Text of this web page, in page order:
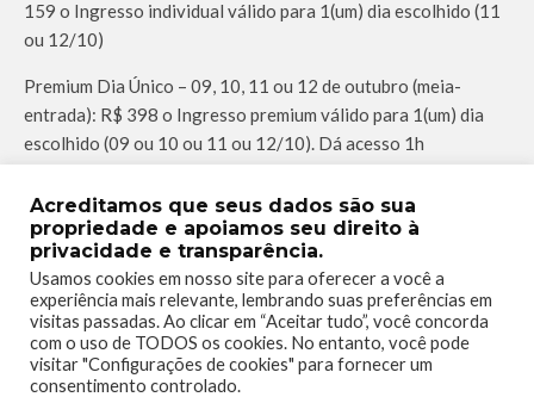
159 o Ingresso individual válido para 1(um) dia escolhido (11
ou 12/10)
Premium Dia Único – 09, 10, 11 ou 12 de outubro (meia-
entrada): R$ 398 o Ingresso premium válido para 1(um) dia
escolhido (09 ou 10 ou 11 ou 12/10). Dá acesso 1h
antecipado e entrada exclusiva.
Passaporte 10, 11 e 12 de outubro (meia-entrada): R$ 398 –
Passaporte individual válido para os dias 10, 11 e 12/10.
Visite 3 dias pelo preço de 2
Passaporte Premium (meia-entrada): R$ 749– Passaporte
premium individual válido para todos os dias, incluindo dia
exclusivo para imprensa. Ganhe uma camisa oficial da #BGS25
Acreditamos que seus dados são sua
propriedade e apoiamos seu direito à
privacidade e transparência.
Usamos cookies em nosso site para oferecer a você a
experiência mais relevante, lembrando suas preferências em
visitas passadas. Ao clicar em “Aceitar tudo”, você concorda
com o uso de TODOS os cookies. No entanto, você pode
visitar "Configurações de cookies" para fornecer um
consentimento controlado.